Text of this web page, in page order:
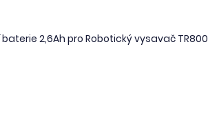
2,6Ah pro Robotický vysavač TR800